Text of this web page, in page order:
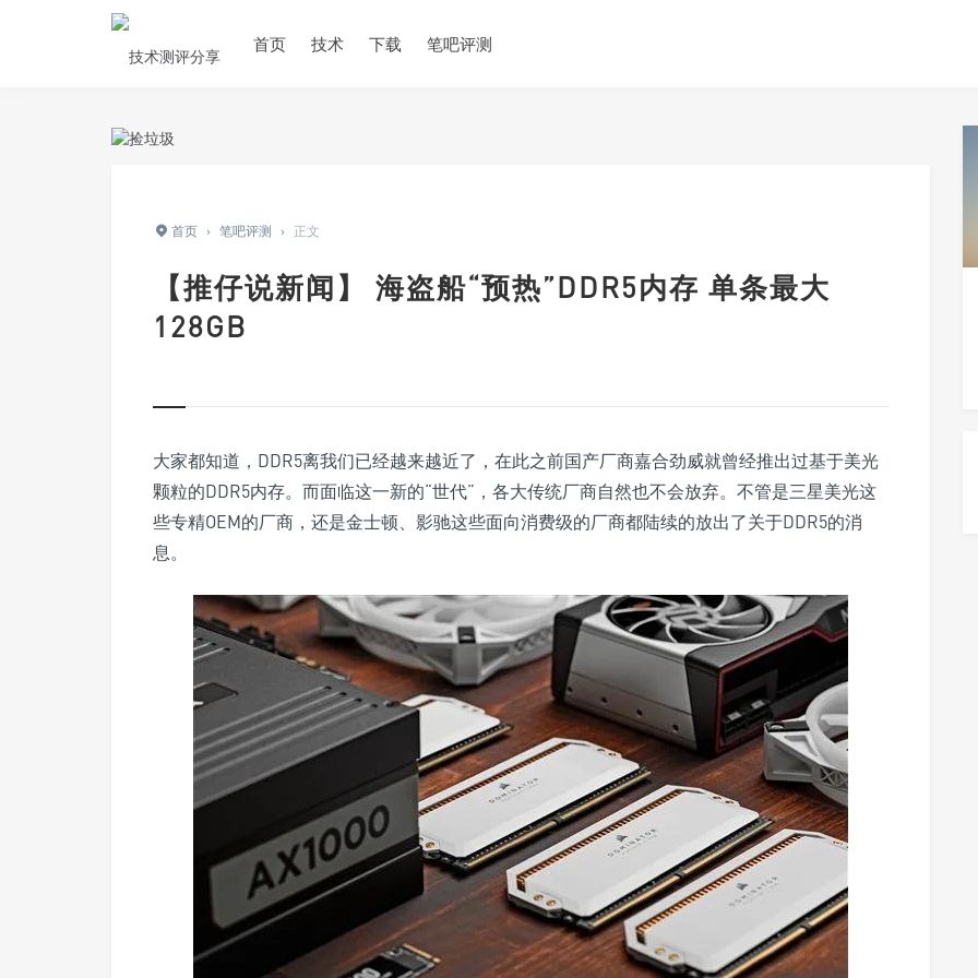
首页 技术 下载 笔吧评测
首页 › 笔吧评测 › 正文
【推仔说新闻】 海盗船“预热”DDR5内存 单条最大
128GB
大家都知道，DDR5离我们已经越来越近了，在此之前国产厂商嘉合劲威就曾经推出过基于美光
颗粒的DDR5内存。而面临这一新的“世代”，各大传统厂商自然也不会放弃。不管是三星美光这
些专精OEM的厂商，还是金士顿、影驰这些面向消费级的厂商都陆续的放出了关于DDR5的消
息。